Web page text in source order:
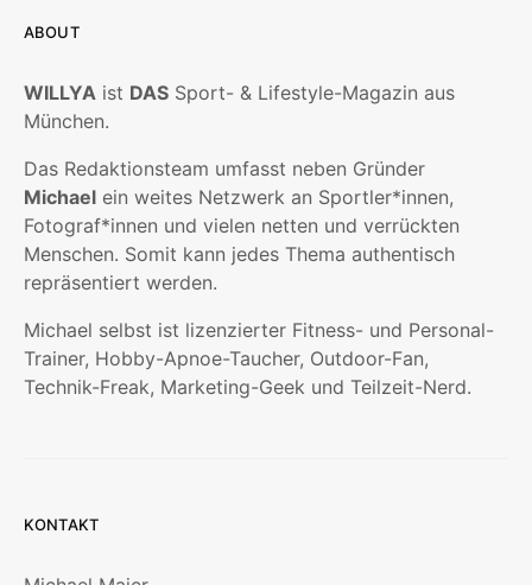
ABOUT
WILLYA ist DAS Sport- & Lifestyle-Magazin aus
München.
Das Redaktionsteam umfasst neben Gründer
Michael ein weites Netzwerk an Sportler*innen,
Fotograf*innen und vielen netten und verrückten
Menschen. Somit kann jedes Thema authentisch
repräsentiert werden.
Michael selbst ist lizenzierter Fitness- und Personal-
Trainer, Hobby-Apnoe-Taucher, Outdoor-Fan,
Technik-Freak, Marketing-Geek und Teilzeit-Nerd.
KONTAKT